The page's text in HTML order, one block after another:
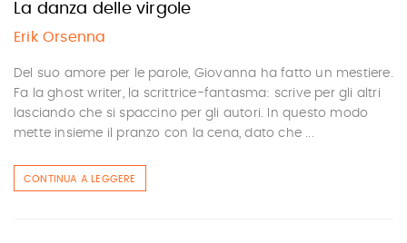
La danza delle virgole
Erik Orsenna
Del suo amore per le parole, Giovanna ha fatto un mestiere.
Fa la ghost writer, la scrittrice-fantasma: scrive per gli altri
lasciando che si spaccino per gli autori. In questo modo
mette insieme il pranzo con la cena, dato che ...
CONTINUA A LEGGERE